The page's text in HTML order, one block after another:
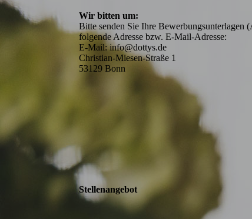
Wir bitten um:
Bitte senden Sie Ihre Bewerbungsunterlagen
folgende Adresse bzw. E-Mail-Adresse:
E-Mail: info@dottys.de
Christian-Miesen-Straße 1
53129 Bonn
Stellenangebot